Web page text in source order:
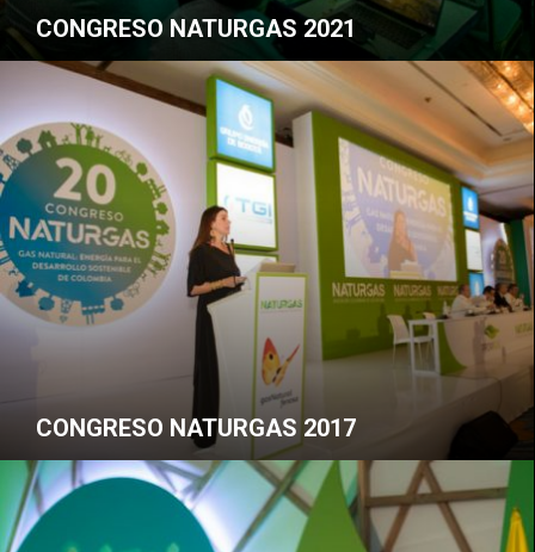
CONGRESO NATURGAS 2021
CONGRESO NATURGAS 2017